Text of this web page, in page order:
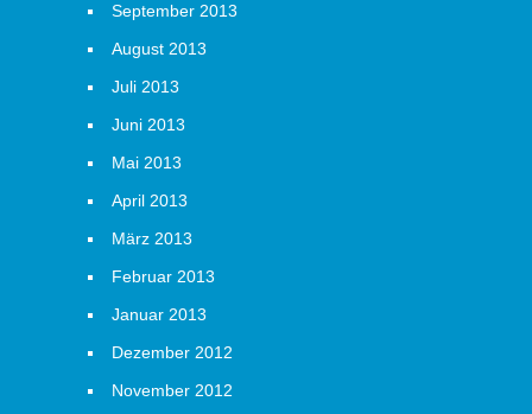
September 2013
August 2013
Juli 2013
Juni 2013
Mai 2013
April 2013
März 2013
Februar 2013
Januar 2013
Dezember 2012
November 2012